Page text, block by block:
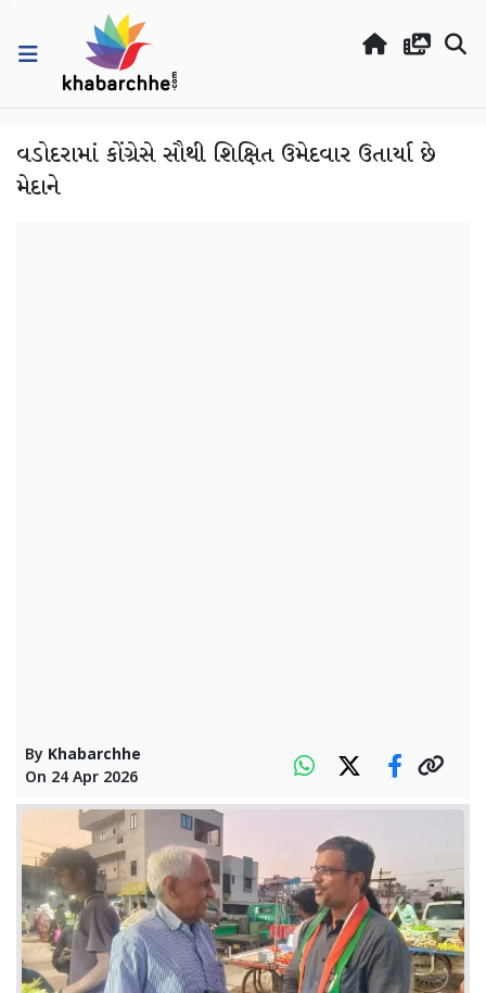
વડોદરામાં કોંગ્રેસે સૌથી શિક્ષિત ઉમેદવાર ઉતાર્યા છે
મેદાને
By Khabarchhe
On 24 Apr 2026